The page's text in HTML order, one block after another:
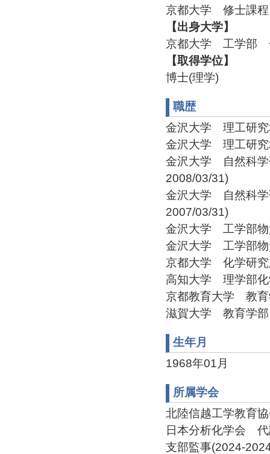
京都大学 修士課
【出身大学】
京都大学 工学部
【取得学位】
博士(理学)
職歴
金沢大学 理工研
金沢大学 理工研
金沢大学 自然科
2008/03/31)
金沢大学 自然科
2007/03/31)
金沢大学 工学部
金沢大学 工学部
京都大学 化学研
高知大学 理学部
京都教育大学 教
滋賀大学 教育学
生年月
1968年01月
所属学会
北陸信越工学教育
日本分析化学会 代
支部監事(2024-